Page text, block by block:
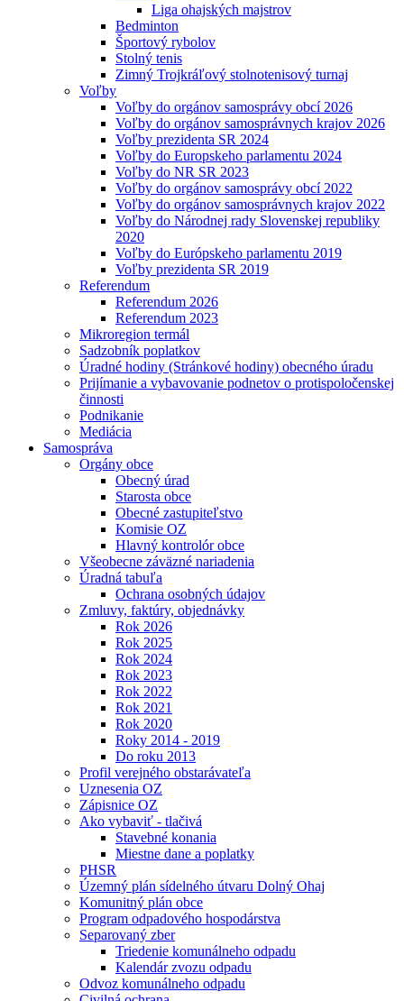
Liga ohajských majstrov
Bedminton
Športový rybolov
Stolný tenis
Zimný Trojkráľový stolnotenisový turnaj
Voľby
Voľby do orgánov samosprávy obcí 2026
Voľby do orgánov samosprávnych krajov 2026
Voľby prezidenta SR 2024
Voľby do Europskeho parlamentu 2024
Voľby do NR SR 2023
Voľby do orgánov samosprávy obcí 2022
Voľby do orgánov samosprávnych krajov 2022
Voľby do Národnej rady Slovenskej republiky
2020
Voľby do Európskeho parlamentu 2019
Voľby prezidenta SR 2019
Referendum
Referendum 2026
Referendum 2023
Mikroregion termál
Sadzobník poplatkov
Úradné hodiny (Stránkové hodiny) obecného úradu
Prijímanie a vybavovanie podnetov o protispoločenskej
činnosti
Podnikanie
Mediácia
Samospráva
Orgány obce
Obecný úrad
Starosta obce
Obecné zastupiteľstvo
Komisie OZ
Hlavný kontrolór obce
Všeobecne záväzné nariadenia
Úradná tabuľa
Ochrana osobných údajov
Zmluvy, faktúry, objednávky
Rok 2026
Rok 2025
Rok 2024
Rok 2023
Rok 2022
Rok 2021
Rok 2020
Roky 2014 - 2019
Do roku 2013
Profil verejného obstarávateľa
Uznesenia OZ
Zápisnice OZ
Ako vybaviť - tlačivá
Stavebné konania
Miestne dane a poplatky
PHSR
Územný plán sídelného útvaru Dolný Ohaj
Komunitný plán obce
Program odpadového hospodárstva
Separovaný zber
Triedenie komunálneho odpadu
Kalendár zvozu odpadu
Odvoz komunálneho odpadu